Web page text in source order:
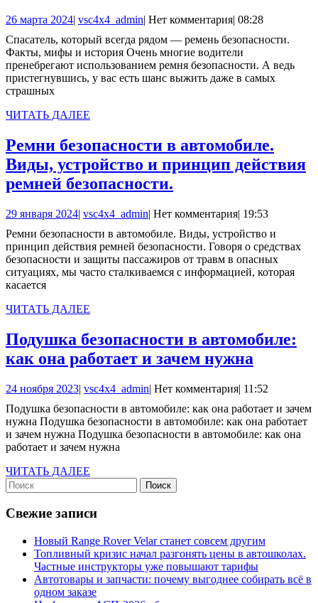
всегда
рядом
—
ремень
Факты,
мифы
и
история
26 марта 202426
2024
| vsc4x4_adminvsc4x4_admin
| Нет комментария| 08:28
Спасатель, который всегда рядом — ремень безопасности.
Факты, мифы и история Очень многие водители
пренебрегают использованием ремня безопасности. А ведь
пристегнувшись, у вас есть шанс выжить даже в самых
страшных
ЧИТАТЬ ДАЛЕЕ
Ремни безопасности в автомобиле.
Виды, устройство и принцип действия
ремней безопасности.
в
автомобиле.
Виды,
устройство
действия
ремней
29 января 202429
2024
| vsc4x4_adminvsc4x4_admin
| Нет комментария| 19:53
Ремни безопасности в автомобиле. Виды, устройство и
принцип действия ремней безопасности. Говоря о средствах
безопасности и защиты пассажиров от травм в опасных
ситуациях, мы часто сталкиваемся с информацией, которая
касается
ЧИТАТЬ ДАЛЕЕ
Подушка безопасности в автомобиле:
как она работает и зачем нужна
в
как
24 ноября 202324
2023
| vsc4x4_adminvsc4x4_admin
| Нет комментария| 11:52
Подушка безопасности в автомобиле: как она работает и зачем
нужна Подушка безопасности в автомобиле: как она работает
и зачем нужна Подушка безопасности в автомобиле: как она
работает и зачем нужна
ЧИТАТЬ ДАЛЕЕ
Найти:
Свежие записи
Новый Range Rover Velar станет совсем другим
Топливный кризис начал разгонять цены в автошколах.
Частные инструкторы уже повышают тарифы
Автотовары и запчасти: почему выгоднее собирать всё в
одном заказе